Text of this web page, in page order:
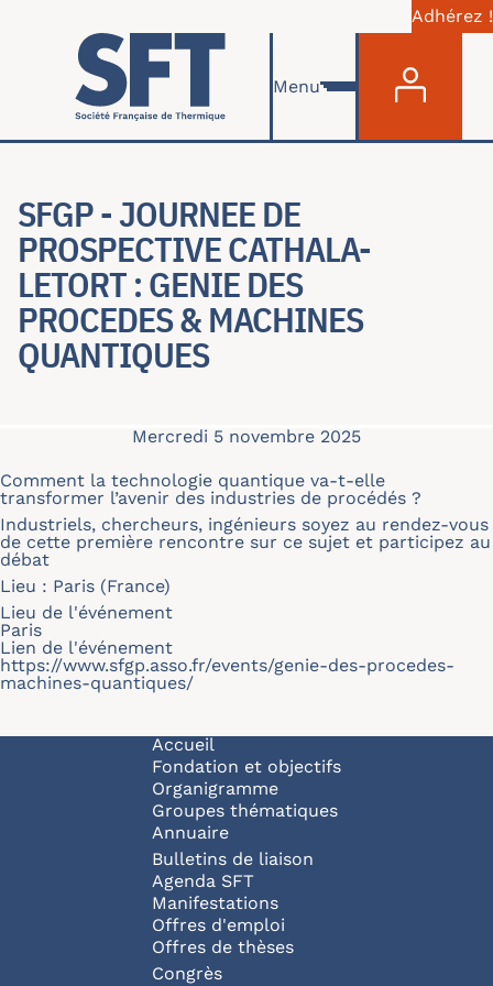
Aller au contenu principal
Adhérez !
Menu
SFGP - JOURNEE DE
PROSPECTIVE CATHALA-
LETORT : GENIE DES
PROCEDES & MACHINES
QUANTIQUES
Mercredi 5 novembre 2025
Comment la technologie quantique va-t-elle
transformer l’avenir des industries de procédés ?
Industriels, chercheurs, ingénieurs soyez au rendez-vous
de cette première rencontre sur ce sujet et participez au
débat
Lieu : Paris (France)
Lieu de l'événement
Paris
Lien de l'événement
https://www.sfgp.asso.fr/events/genie-des-procedes-
machines-quantiques/
Navigation principale
Accueil
Fondation et objectifs
Organigramme
Groupes thématiques
Annuaire
Bulletins de liaison
Agenda SFT
Manifestations
Offres d'emploi
Offres de thèses
Congrès